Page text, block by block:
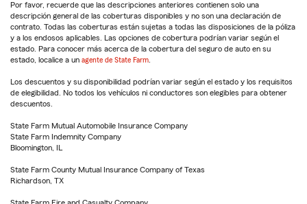
Por favor, recuerde que las descripciones anteriores contienen solo una
descripción general de las coberturas disponibles y no son una declaración de
contrato. Todas las coberturas están sujetas a todas las disposiciones de la póliza
y a los endosos aplicables. Las opciones de cobertura podrían variar según el
estado. Para conocer más acerca de la cobertura del seguro de auto en su
estado, localice a un agente de State Farm
Los descuentos y su disponibilidad podrían variar según el estado y los requisitos
de elegibilidad. No todos los vehículos ni conductores son elegibles para obtener
descuentos.
State Farm Mutual Automobile Insurance Company
State Farm Indemnity Company
Bloomington, IL
State Farm County Mutual Insurance Company of Texas
Richardson, TX